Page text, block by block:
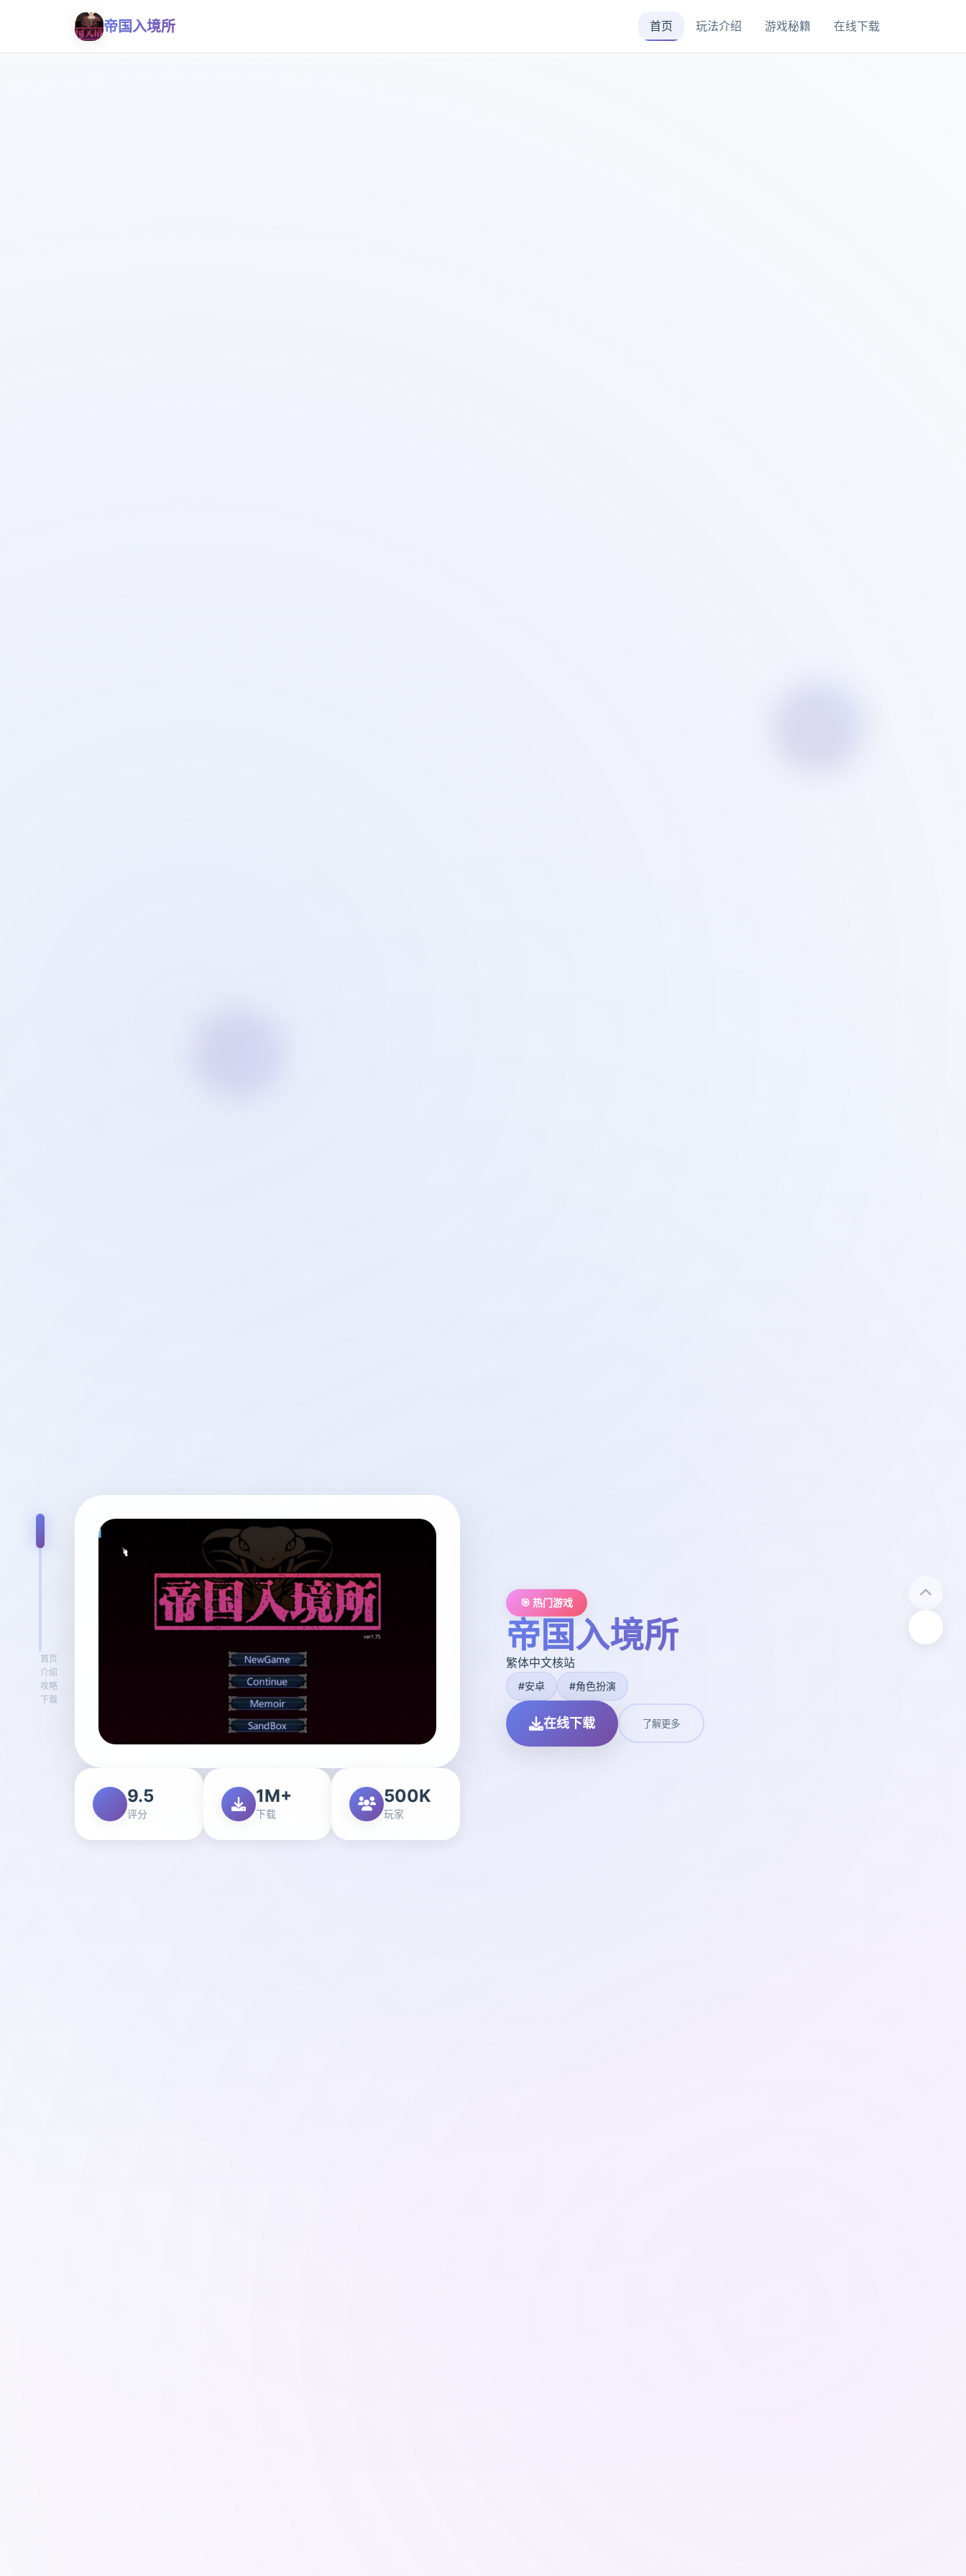
帝国入境所 首页 玩法介绍 游戏秘籍 在线下载
首页
介绍
攻略
下载
9.5
评分
1M+
下载
500K
玩家
🎯 热门游戏
帝国入境所
繁体中文核站
#安卓 #角色扮演
在线下载 了解更多